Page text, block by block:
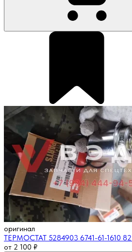
оригинал
ТЕРМОСТАТ 5284903 6741-61-1610 82
от 2 100 ₽